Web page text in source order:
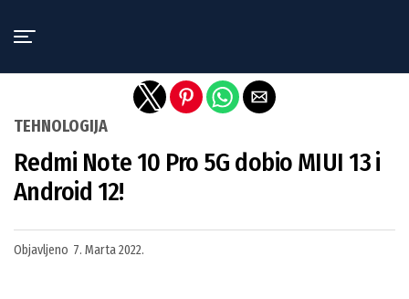
TEHNOLOGIJA
Redmi Note 10 Pro 5G dobio MIUI 13 i
Android 12!
Objavljeno 7. Marta 2022.